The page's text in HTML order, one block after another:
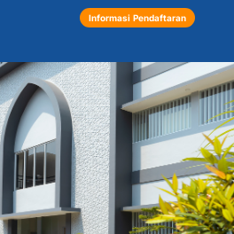
Informasi Pendaftaran